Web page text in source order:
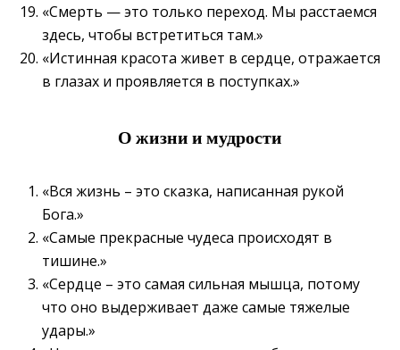
«Смерть — это только переход. Мы расстаемся
здесь, чтобы встретиться там.»
«Истинная красота живет в сердце, отражается
в глазах и проявляется в поступках.»
О жизни и мудрости
«Вся жизнь – это сказка, написанная рукой
Бога.»
«Самые прекрасные чудеса происходят в
тишине.»
«Сердце – это самая сильная мышца, потому
что оно выдерживает даже самые тяжелые
удары.»